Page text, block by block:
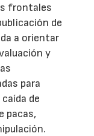
frontales
de
a orientar
y
para
de
pacas,